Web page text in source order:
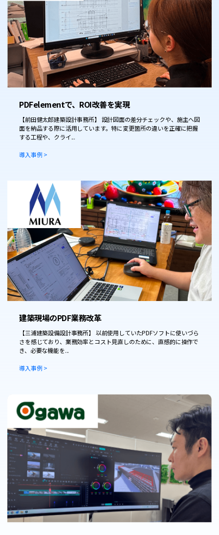
PDFelementで、ROI改善を実現
【前田健太郎建築設計事務所】 設計図面の差分チェックや、施主へ図
面を納品する際に活用しています。特に変更箇所の違いを正確に把握
する工程や、クライ...
導入事例 >
建築現場のPDF業務改革
【三浦建築設備設計事務所】 以前使用していたPDFソフトに使いづら
さを感じており、業務効率とコスト見直しのために、直感的に操作で
き、必要な機能を...
導入事例 >